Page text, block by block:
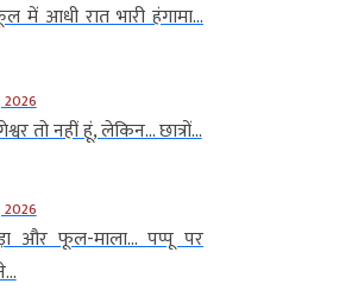
में आधी रात भारी हंगामा…
तो नहीं हूं, लेकिन… छात्रों...
और फूल-माला… पप्पू पर